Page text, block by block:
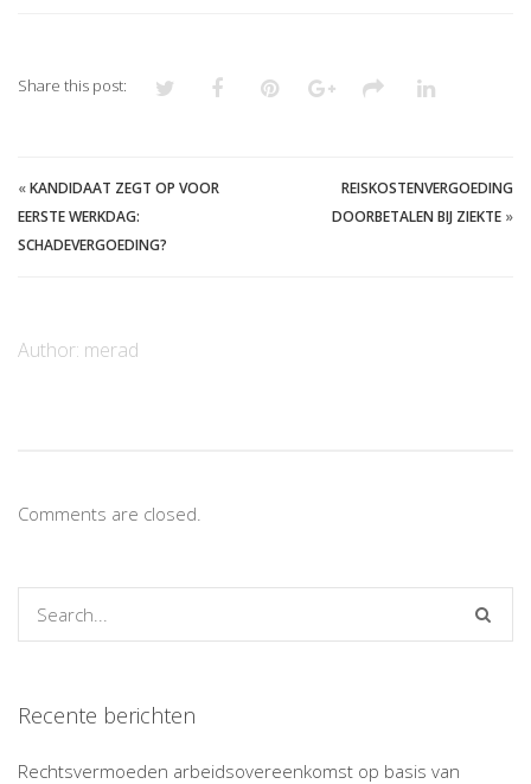
Share this post:
«KANDIDAAT ZEGT OP VOOR
EERSTE WERKDAG:
SCHADEVERGOEDING?
REISKOSTENVERGOEDING
DOORBETALEN BIJ ZIEKTE »
Author: merad
Comments are closed.
Recente berichten
Rechtsvermoeden arbeidsovereenkomst op basis van